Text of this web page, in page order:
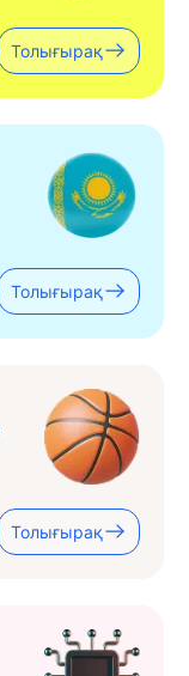
Толығырақ
Толығырақ
Толығырақ